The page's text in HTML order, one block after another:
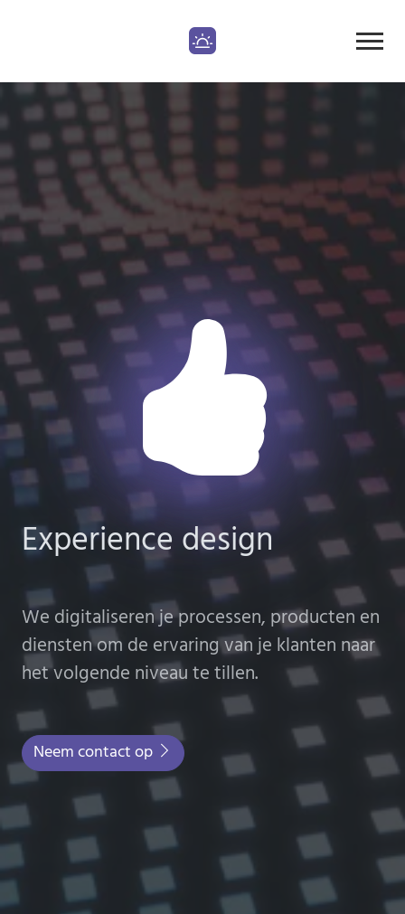
Experience design
We digitaliseren je processen, producten en
diensten om de ervaring van je klanten naar
het volgende niveau te tillen.
Neem contact op